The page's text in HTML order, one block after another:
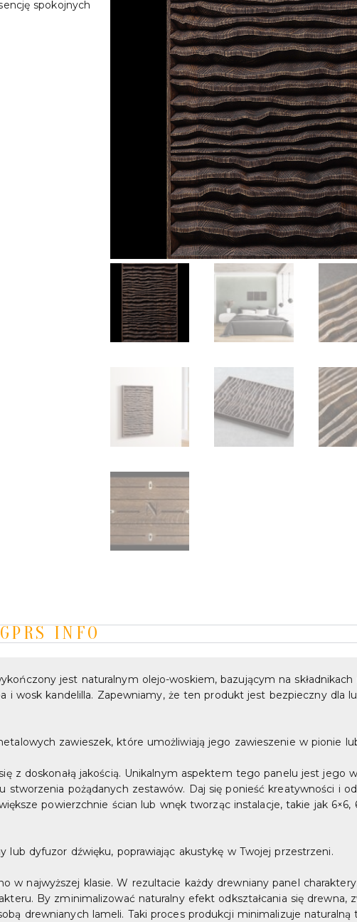
spokojnych
GPRS INFO
jest naturalnym olejo-woskiem, bazującym na
i wosk kandelilla. Zapewniamy, że ten produkt jest bezpieczny dla
zawieszek, które umożliwiają jego zawieszenie w pionie
z doskonałą jakością. Unikalnym aspektem tego panelu jest jego
stworzenia pożądanych zestawów. Daj się ponieść kreatywności i
powierzchnie ścian lub wnęk tworząc instalacje, takie jak 6×6,
dyfuzor dźwięku, poprawiając akustykę w Twojej przestrzeni.
w najwyższej klasie. W rezultacie każdy drewniany panel
By zminimalizować naturalny efekt odkształcania się drewna,
drewnianych lameli. Taki proces produkcji minimalizuje